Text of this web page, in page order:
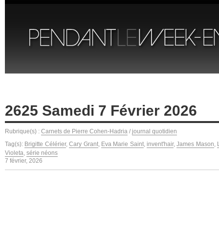
2625 Samedi 7 Février 2026
Rubrique(s) : Carnets de Pierre Cohen-Hadria / journal quotidien
Tag(s): Brigitte Célérier,Cary Grant, Eva Marie Saint, invent'hair,James Mason,
Violeta, série néons
7 février, 2026